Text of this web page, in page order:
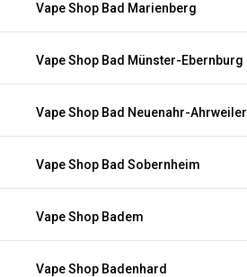
Vape Shop Bad Marienberg
Vape Shop Bad Münster-Ebernburg
Vape Shop Bad Neuenahr-Ahrweiler
Vape Shop Bad Sobernheim
Vape Shop Badem
Vape Shop Badenhard